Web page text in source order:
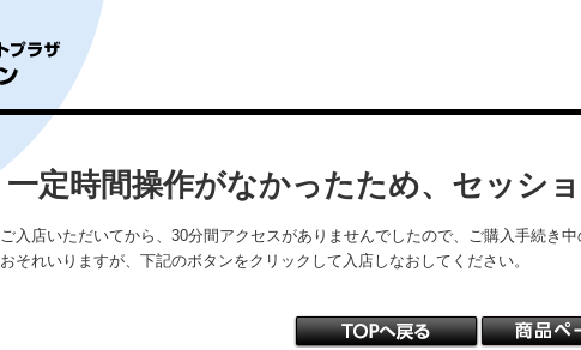
一定時間操作がなかったため、セッシ
ご入店いただいてから、30分間アクセスがありませんでしたので、ご購入手続き中
おそれいりますが、下記のボタンをクリックして入店しなおしてください。